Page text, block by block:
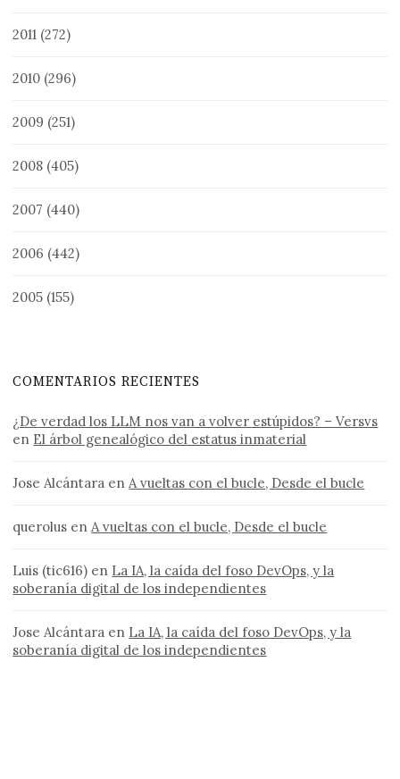
2011 (272)
2010 (296)
2009 (251)
2008 (405)
2007 (440)
2006 (442)
2005 (155)
COMENTARIOS RECIENTES
¿De verdad los LLM nos van a volver estúpidos? – Versvs
en El árbol genealógico del estatus inmaterial
Jose Alcántara en A vueltas con el bucle, Desde el bucle
querolus en A vueltas con el bucle, Desde el bucle
Luis (tic616) en La IA, la caída del foso DevOps, y la
soberanía digital de los independientes
Jose Alcántara en La IA, la caída del foso DevOps, y la
soberanía digital de los independientes